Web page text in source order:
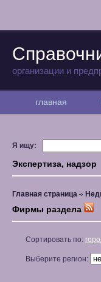
организации и
главная
Я ищу:
Экспертиза, надзор
Главная страница
Фирмы раздела
Сортировать по:
Выберите регион: